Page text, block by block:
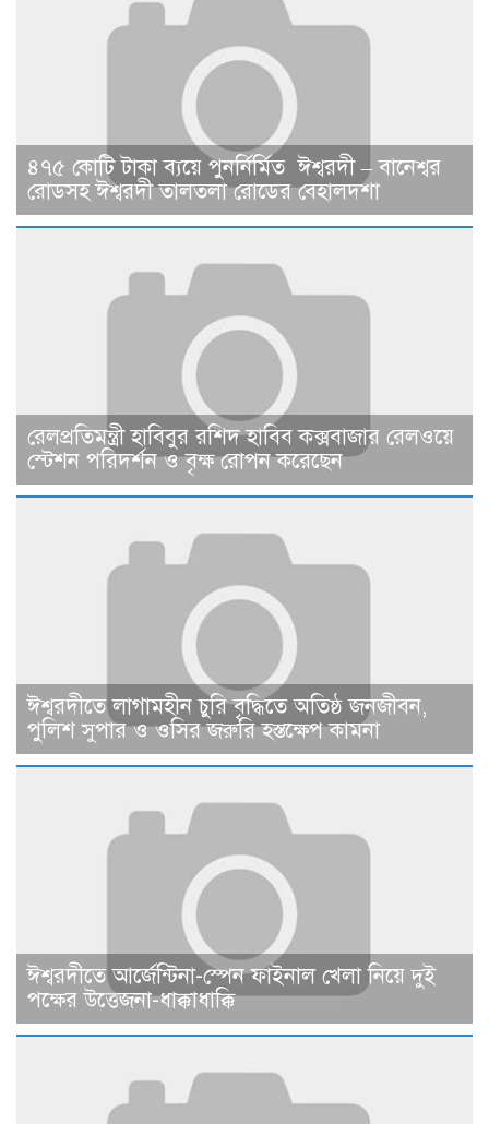
৪৭৫ কোটি টাকা ব্যয়ে পুনর্নির্মিত ঈশ্বরদী – বানেশ্বর
রোডসহ ঈশ্বরদী তালতলা রোডের বেহালদশা
রেলপ্রতিমন্ত্রী হাবিবুর রশিদ হাবিব কক্সবাজার রেলওয়ে
স্টেশন পরিদর্শন ও বৃক্ষ রোপন করেছেন
ঈশ্বরদীতে লাগামহীন চুরি বৃদ্ধিতে অতিষ্ঠ জনজীবন,
পুলিশ সুপার ও ওসির জরুরি হস্তক্ষেপ কামনা ​
ঈশ্বরদীতে আর্জেন্টিনা-স্পেন ফাইনাল খেলা নিয়ে দুই
পক্ষের উত্তেজনা-ধাক্কাধাক্কি